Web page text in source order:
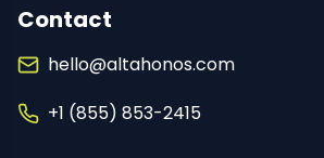
Contact
hello@altahonos.com
+1 (855) 853-2415